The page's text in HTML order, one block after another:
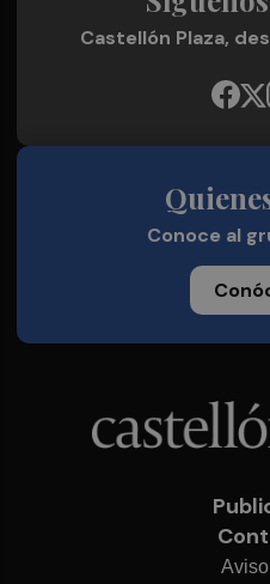
Castellón Plaza,
Conoce al
Aviso